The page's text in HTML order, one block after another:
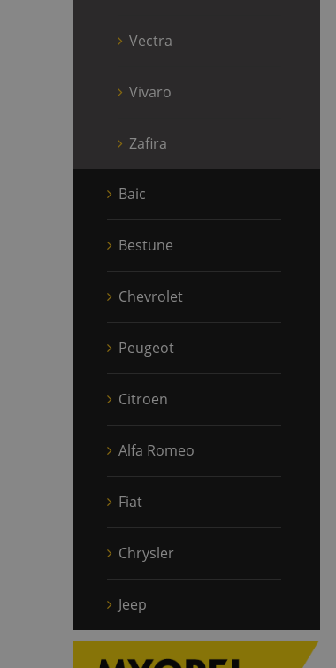
Vectra
Vivaro
Zafira
Baic
Bestune
Chevrolet
Peugeot
Citroen
Alfa Romeo
Fiat
Chrysler
Jeep